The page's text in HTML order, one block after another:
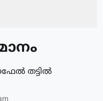
തട്ടിൽ